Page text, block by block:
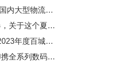
数字赋能 | 汉印助力国内大型物流商实现RFID智能仓储管理 ！
汉印一拍立得的青春，关于这个夏天的印象一直都在！
创新境 印无界 汉印2023年度百城巡展强势来袭！
多重技术革新！汉印携全系列数码印花新品亮相2024 ITMA 亚洲展！